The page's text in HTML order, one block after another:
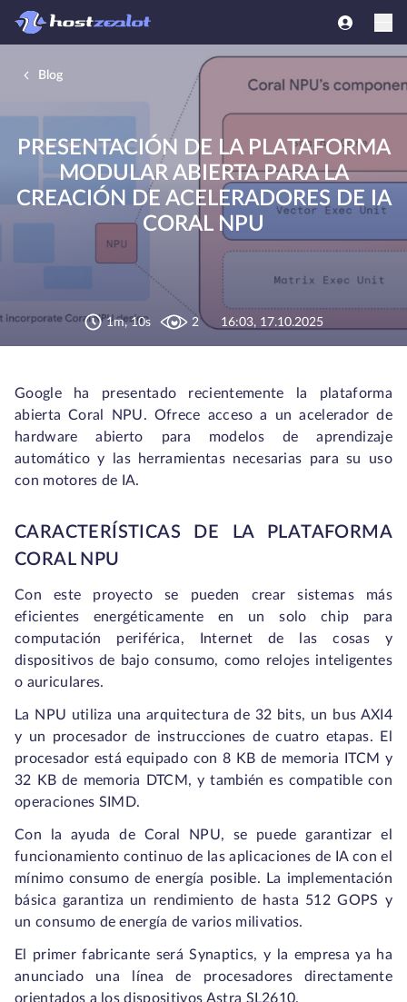
Blog
PRESENTACIÓN DE LA PLATAFORMA
MODULAR ABIERTA PARA LA
CREACIÓN DE ACELERADORES DE IA
CORAL NPU
1m, 10s 2 16:03, 17.10.2025
Google ha presentado recientemente la plataforma
abierta Coral NPU. Ofrece acceso a un acelerador de
hardware abierto para modelos de aprendizaje
automático y las herramientas necesarias para su uso
con motores de IA.
CARACTERÍSTICAS DE LA PLATAFORMA
CORAL NPU
Con este proyecto se pueden crear sistemas más
eficientes energéticamente en un solo chip para
computación periférica, Internet de las cosas y
dispositivos de bajo consumo, como relojes inteligentes
o auriculares.
La NPU utiliza una arquitectura de 32 bits, un bus AXI4
y un procesador de instrucciones de cuatro etapas. El
procesador está equipado con 8 KB de memoria ITCM y
32 KB de memoria DTCM, y también es compatible con
operaciones SIMD.
Con la ayuda de Coral NPU, se puede garantizar el
funcionamiento continuo de las aplicaciones de IA con el
mínimo consumo de energía posible. La implementación
básica garantiza un rendimiento de hasta 512 GOPS y
un consumo de energía de varios milivatios.
El primer fabricante será Synaptics, y la empresa ya ha
anunciado una línea de procesadores directamente
orientados a los dispositivos Astra SL2610.